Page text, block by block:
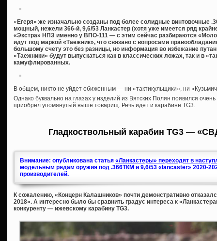
« Егеря» же изначально созданы под более солидные винтовочные
мощный, нежели 366-й, 9,6/53 Ланкастер (хотя уже имеется ряд
«Экстра» НПЗ именно у ВПО-111 — с этим сейчас разбираются
идут под маркой «Таежник», что связано с вопросами
большому счету это без разницы, но информация во избежание
«Таежники» будут выпускаться как в классических ложах, так и в
камуфлированных.
В общем, никто не уйдет обиженным — ни «тактикульщики», ни
Однако буквально на глазах у изделий из Вятских Полян появился
приобрел упомянутый выше товарищ. Речь идет и карабине TG3.
Гладкоствольный карабин TG3 —
Внимание: опубликована статья «Ланкастеры» переходят в
модельным рядам оружия под .366ТКМ и 9,6/53 «lancaster» 2020-
производителей.
К сожалению, «Концерн Калашников» почти демонстративно
2018». А интересно было бы сравнить градус интереса к
конкуренту — ижевскому карабину TG3.